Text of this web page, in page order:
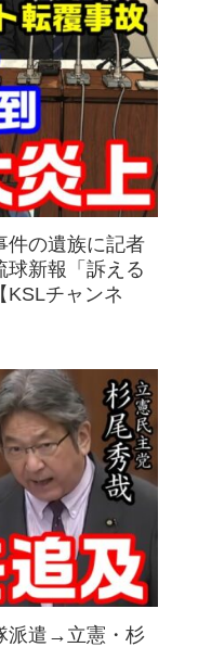
件の遺族に記者
新報「訴える
KSLチャンネ
派遣→立憲・杉